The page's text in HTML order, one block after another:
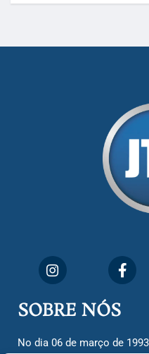
SOBRE NÓS
No dia 06 de março de